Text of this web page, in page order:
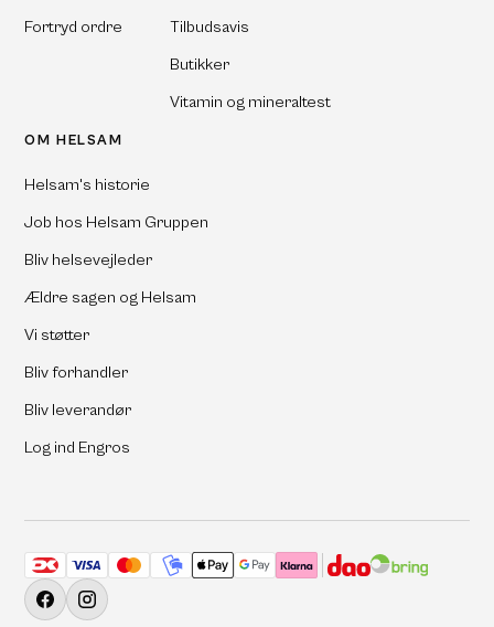
Fortryd ordre
Tilbudsavis
Butikker
Vitamin og mineraltest
OM HELSAM
Helsam's historie
Job hos Helsam Gruppen
Bliv helsevejleder
Ældre sagen og Helsam
Vi støtter
Bliv forhandler
Bliv leverandør
Log ind Engros
Accepterede betalingsmetoder
FacebookInstagram